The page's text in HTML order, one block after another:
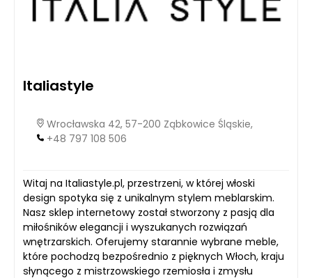
Italiastyle
Wrocławska 42, 57-200 Ząbkowice Śląskie,
+48 797 108 506
Witaj na Italiastyle.pl, przestrzeni, w której włoski
design spotyka się z unikalnym stylem meblarskim.
Nasz sklep internetowy został stworzony z pasją dla
miłośników elegancji i wyszukanych rozwiązań
wnętrzarskich. Oferujemy starannie wybrane meble,
które pochodzą bezpośrednio z pięknych Włoch, kraju
słynącego z mistrzowskiego rzemiosła i zmysłu